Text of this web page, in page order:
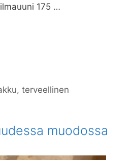
175 …
,terveellinen
muodossa